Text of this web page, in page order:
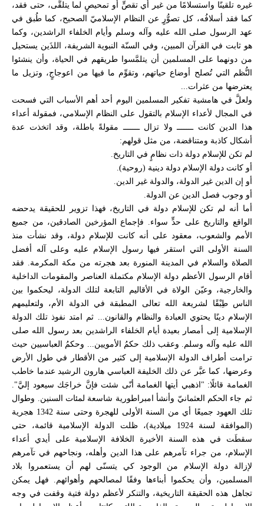
غيره تلقينًا واستسلامًا من غير أي تقصٍّ أو تمحيصٍ لما يتلقَّى، حتى فقد،
كما فقد أسلافُه، كل تصوُّرٍ عن النظام الإسلاميّ الصحيح، كما طُبق في
عهد الرسول صلى الله عليه وآله وسلم وأيام الخلفاء الراشدين، وكما
هو ثابت في القرآن المبين، وفي السنّة النبوية الشريفة، اللذَين يستحيل
من دونهما على المسلمين أن يتلمَّسوا طريقهم في الحياة، وأن ينشئوا
النُّظم التي تُصلح أوضاع حياتهم، وتقوِّم ما فيها من اعوجاجٍ، وتزيل ما
يعترضها من عثرات...
ولعلَّ في هامشية تفكير المسلمين اليوم أحد أهم الأسباب التي فسحت
في المجال لأعداء الإسلام بالتقول على النظام الإسلامي، فمقولة أعداء
هذا الدين كانت ـــــــ ولا تزال ـــــــ مقولةً باطلة، وقد اتخذت عدة
أشكال كاذبة ومتناقضة، من مثل قولهم:
لم تكن للإسلام دولة ذات نظامٍ في التاريخ.
أو كانت دولة الإسلام دولة دينية (روحية).
أو إن الدين غير الدولة، والدولة غير الدين.
أو وجوب فصل الدين عن الدولة.
أما أنه لم تكن للإسلام دولة في التاريخ، فهذا تزوير للحقيقة يدحضه
الواقع والتاريخ على حدٍّ سواء. فإجماع المؤرخين الصادقين، من جميع
الأمم والشعوب، معقود على أنه كانت للإسلام دولة، وقد نشأت منذ
السنة الأولى التي استقر فيها رسول الإسلام عليه وعلى آله أفضل
الصلاة والسلام في المدينة المنورة بعد هجرته من مكة المكرمة. فقد
أقام الرسول الأعظم دولة الإسلام مكتملة العناصر والمقومات الداخلية
والخارجية، وعيّن الولاة في الأقاليم التابعة لتلك الدولة، ليحكموا بين
الناس طِبْقًا لشريعة الله تعالى المطبقة في الدولة الأم، ولتعليمهم
الإسلام دينًا يحتوي العبادة والنظام والقانون... ثم امتد نفوذ تلك الدولة
الإسلامية إلى أمصار بعيدة أيام الخلفاء الراشدين بعد رسول الله صلى
الله عليه وآله وسلم. وعقب ذلك حكمُ الأمويين... وحكمُ العباسيين حيث
ترامت أطراف الدولة الإسلامية إلى كثير من الأقطار في طول الأرض
وعرضها، كما عبَّر عن ذلك الخليفة العباسي هارون الرشيد عندما خاطب
الغمامة قائلًا: "اذهبي أيتها الغمامة أنّى شئت فإنَّ خراجَك سيعود إليَّ".
ثم جاء الحكم العثمانيّ وأنشأ امبراطورية شاسعة لمئات السنين. وطوال
تلك العهود جميعًا أي من السنة الأولى للهجرة وحتى سنة 1342 هجرية
(الموافقة لسنة 1924 ميلادية)، ظلت الدولة الإسلامية قائمة، حتى
سقطَت في هذه السنة الأخيرة الخلافة الإسلامية على أيدي أعداء
الإسلام، من جراء تآمرهم على هذا الدين وأهله، ونجاحهم في تآمرهم
لإزالة دولة الإسلام من الوجود كي يتسنّى لهم أن يستعمروا بلاد
المسلمين، وأن يحكموا أبناءها وفقًا لمصالحهم وأهوائهم. فهل يمكن
تجاهل هذه الحقيقة التاريخية، والتنكر لأعظم دولة فتية وقفت في وجه